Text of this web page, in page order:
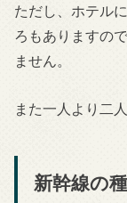
ただし、ホテル
ろもありますの
ません。
また一人より二
新幹線の